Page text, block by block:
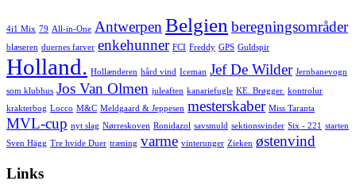
4i1 Mix 79 All-in-One Antwerpen Belgien beregningsområder
blæseren duernes farver enkehunner FCI Freddy GPS Guldspir
Holland. Hollænderen hård vind Iceman Jef De Wilder Jernbanevogn
som klubhus Jos Van Olmen juleaften kanariefugle KE. Brøgger. kontrolur
krakterbog Locco M&C Meldgaard & Jeppesen mesterskaber Miss Taranta
MVL-cup nyt slag Nørreskoven Ronidazol savsmuld sektionsvinder Six - 221
starten
Sven Hägg Tre hvide Duer træning varme vinterunger Zieken østenvind
Links